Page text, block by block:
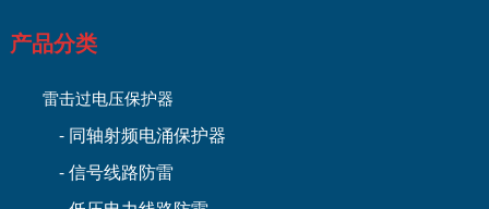
产品分类
雷击过电压保护器
- 同轴射频电涌保护器
- 信号线路防雷